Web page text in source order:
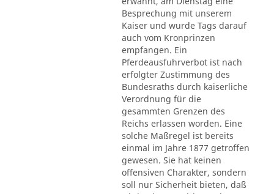
Besprechung mit unserem
Kaiser und wurde Tags darauf
auch vom Kronprinzen
empfangen. Ein
Pferdeausfuhrverbot ist nach
erfolgter Zustimmung des
Bundesraths durch kaiserliche
Verordnung für die
gesammten Grenzen des
Reichs erlassen worden. Eine
solche Maßregel ist bereits
einmal im Jahre 1877 getroffen
gewesen. Sie hat keinen
offensiven Charakter, sondern
soll nur Sicherheit bieten, daß